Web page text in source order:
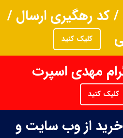
کد رهگیری ارسال /
کلیک کنید
مهدی اسپرت
کلیک کنید
از وب سایت و